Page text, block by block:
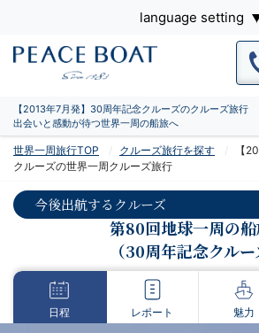
language setting
【2013年7月発】30周年記念クルーズのクルーズ旅行
出会いと感動が待つ世界一周の船旅へ
世界一周旅行TOP クルーズ旅行を探す
【
クルーズの世界一周クルーズ旅行
今後出航するクルーズ
第80回地球一周の
（30周年記念クルー
日程 レポート 魅力